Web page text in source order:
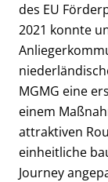
des EU
2021 konnte
MGMG eine
einem
attraktiven
einheitliche
Journey